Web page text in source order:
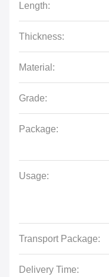
Length:
Thickness:
Material:
Grade:
Package:
Usage:
Transport Package:
Delivery Time: